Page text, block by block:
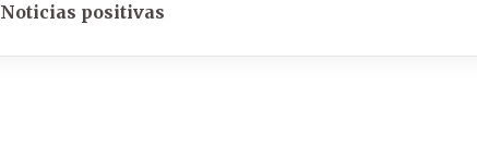
Noticias positivas